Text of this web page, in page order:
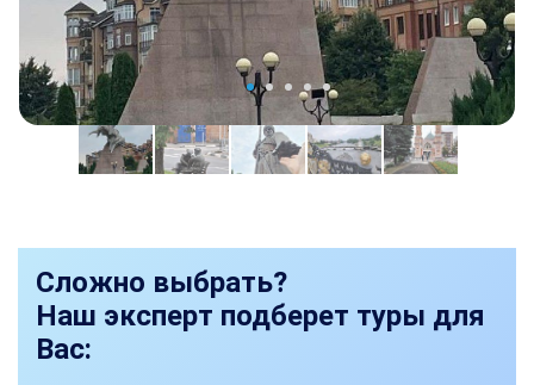
Сложно выбрать?
Наш эксперт подберет туры для
Вас: